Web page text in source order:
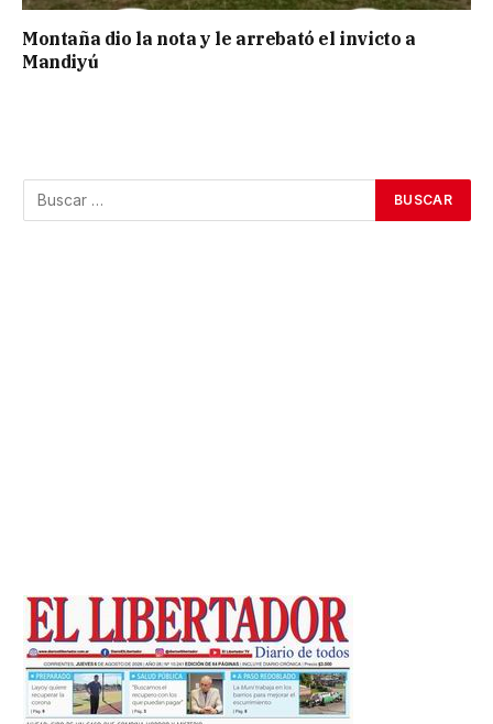
Montaña dio la nota y le arrebató el invicto a
Mandiyú